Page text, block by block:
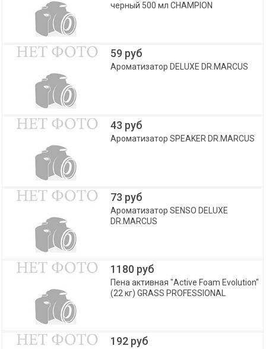
черный 500 мл CHAMPION
59 руб
Ароматизатор DELUXE DR.MARCUS
43 руб
Ароматизатор SPEAKER DR.MARCUS
73 руб
Ароматизатор SENSO DELUXE
DR.MARCUS
1180 руб
Пена активная "Active Foam Evolution"
(22 кг) GRASS PROFESSIONAL
192 руб